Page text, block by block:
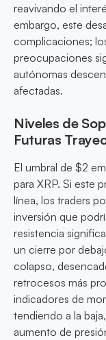
reavivando el
embargo, este
complicaciones;
preocupaciones
autónomas
afectadas.
Niveles de
Futuras
El umbral de $2
para XRP. Si este
línea, los traders
inversión que
resistencia
un cierre por
colapso,
retrocesos más
indicadores de
tendiendo a la
aumento de